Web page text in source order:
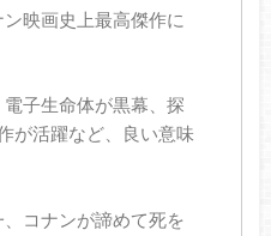
映画史上最高傑作に
子生命体が黒幕、探
が活躍など、良い意味
コナンが諦めて死を